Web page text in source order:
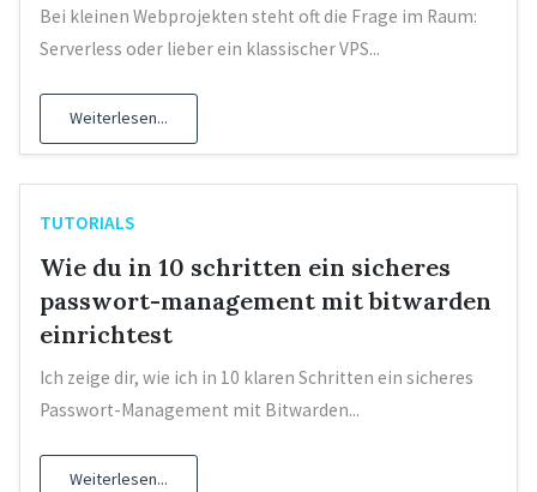
Bei kleinen Webprojekten steht oft die Frage im Raum:
Serverless oder lieber ein klassischer VPS...
Weiterlesen...
TUTORIALS
Wie du in 10 schritten ein sicheres
passwort-management mit bitwarden
einrichtest
Ich zeige dir, wie ich in 10 klaren Schritten ein sicheres
Passwort-Management mit Bitwarden...
Weiterlesen...